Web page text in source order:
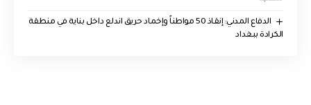
الدفاع المدني: إنقاذ 50 مواطناً وإخماد حريق اندلع داخل بناية في منطقة
الكرادة ببغداد